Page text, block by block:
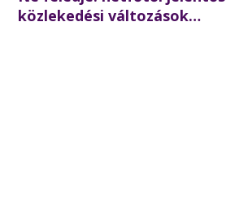
közlekedési változások